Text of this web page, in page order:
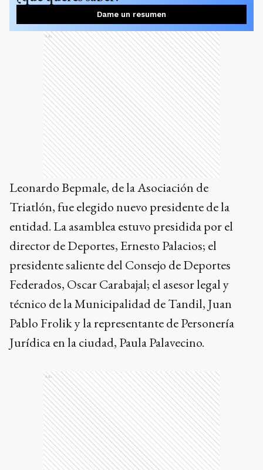
Dame un resumen
Ads
Leonardo Bepmale, de la Asociación de
Triatlón, fue elegido nuevo presidente de la
entidad. La asamblea estuvo presidida por el
director de Deportes, Ernesto Palacios; el
presidente saliente del Consejo de Deportes
Federados, Oscar Carabajal; el asesor legal y
técnico de la Municipalidad de Tandil, Juan
Pablo Frolik y la representante de Personería
Jurídica en la ciudad, Paula Palavecino.
Ads